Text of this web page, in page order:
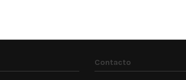
Contacto